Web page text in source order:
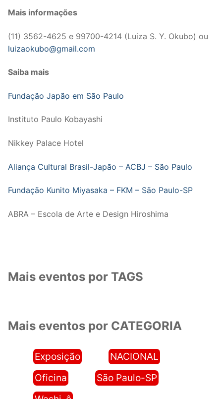
Mais informações
(11) 3562-4625 e 99700-4214 (Luiza S. Y. Okubo) ou
luizaokubo@gmail.com
Saiba mais
Fundação Japão em São Paulo
Instituto Paulo Kobayashi
Nikkey Palace Hotel
Aliança Cultural Brasil-Japão – ACBJ – São Paulo
Fundação Kunito Miyasaka – FKM – São Paulo-SP
ABRA – Escola de Arte e Design Hiroshima
Mais eventos por TAGS
Mais eventos por CATEGORIA
Exposição
NACIONAL
Oficina
São Paulo-SP